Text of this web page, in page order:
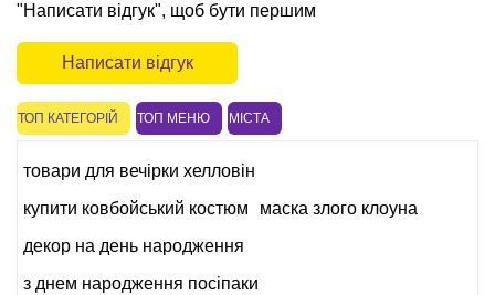
"Написати відгук", щоб бути першим
Написати відгук
ТОП КАТЕГОРІЙ ТОП МЕНЮ МІСТА
товари для вечірки хелловін
купити ковбойський костюм
маска злого клоуна
декор на день народження
з днем народження посіпаки